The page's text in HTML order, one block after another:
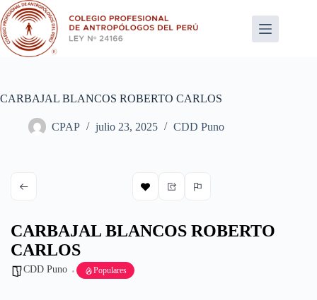
Saltar
al
contenido
CARBAJAL BLANCOS ROBERTO CARLOS
CPAP julio 23, 2025 CDD Puno
CARBAJAL BLANCOS ROBERTO
CARLOS
CDD Puno Populares